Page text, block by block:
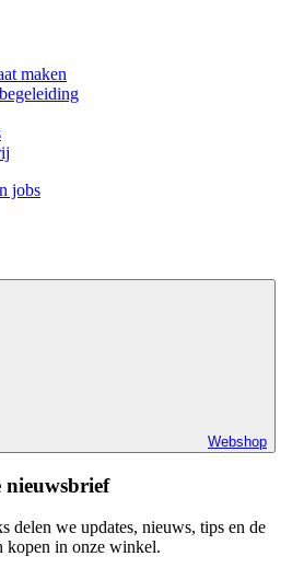
maken
jobs
Webshop
nieuwsbrief
delen we updates, nieuws, tips en de
kopen in onze winkel.